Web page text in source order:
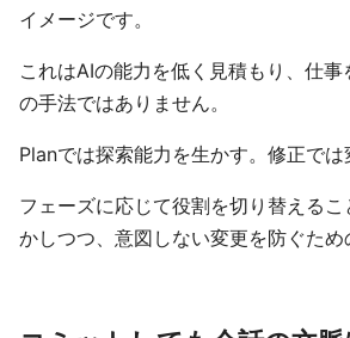
イメージです。
これはAIの能力を低く見積もり、仕
の手法ではありません。
Planでは探索能力を生かす。修正では
フェーズに応じて役割を切り替える
かしつつ、意図しない変更を防ぐため